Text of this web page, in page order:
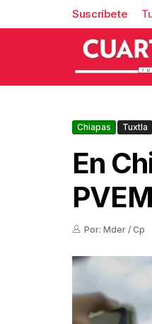
Suscríbete
Chiapas Tuxtla
En
Por: Mder / Cp